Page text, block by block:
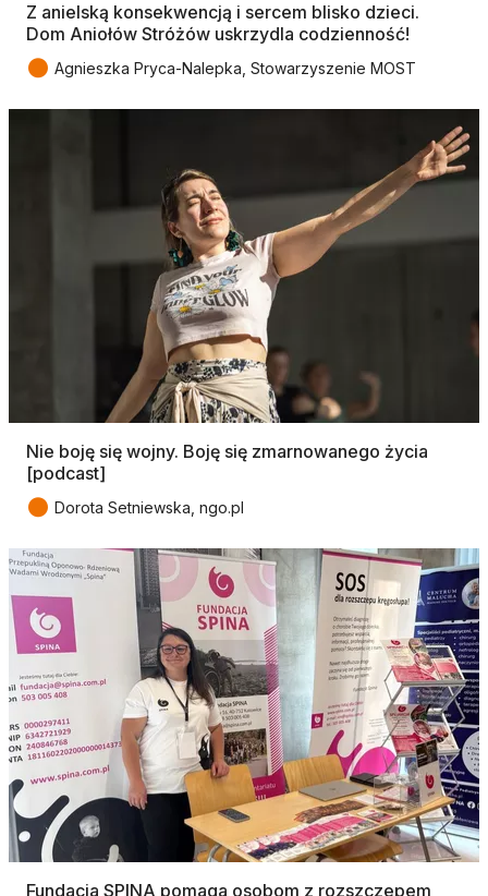
Z anielską konsekwencją i sercem blisko dzieci.
Dom Aniołów Stróżów uskrzydla codzienność!
● Agnieszka Pryca-Nalepka, Stowarzyszenie MOST
Nie boję się wojny. Boję się zmarnowanego życia
[podcast]
● Dorota Setniewska, ngo.pl
Fundacja SPINA pomaga osobom z rozszczepem